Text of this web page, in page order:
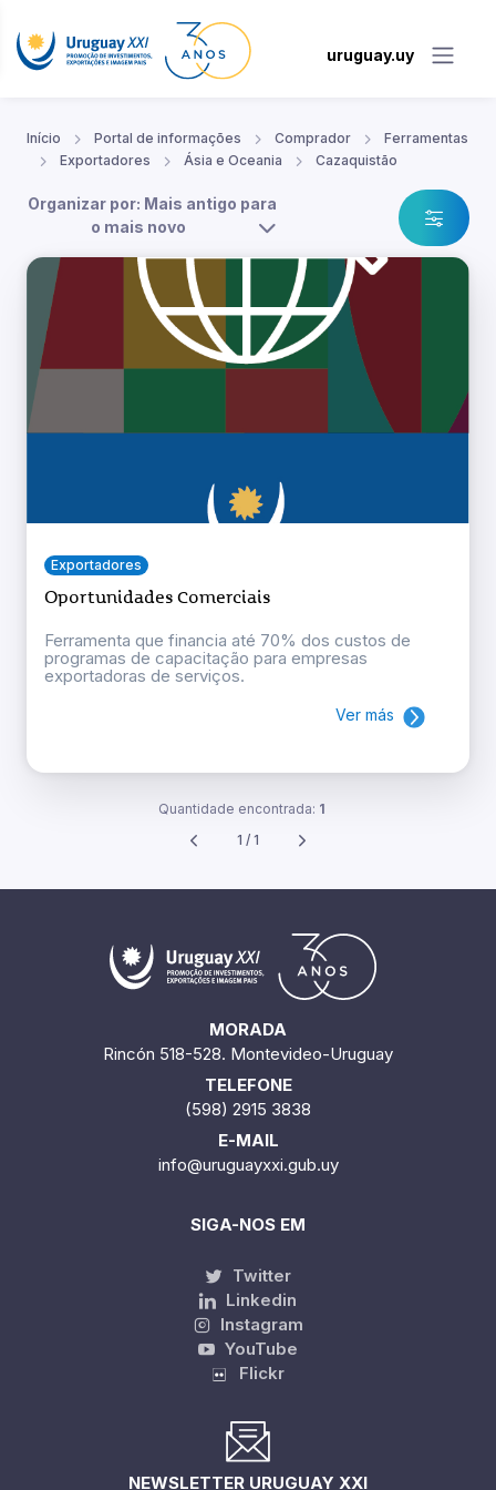
uruguay.uy
Início Portal de informações Comprador
Ferramentas
Exportadores
Ásia e Oceania Cazaquistão
Organizar por: Mais antigo para
o mais novo
Exportadores
Oportunidades Comerciais
Ferramenta que financia até 70% dos custos de
programas de capacitação para empresas
exportadoras de serviços.
Ver más
Quantidade encontrada: 1
1 / 1
MORADA
Rincón 518-528. Montevideo-Uruguay
TELEFONE
(598) 2915 3838
E-MAIL
info@uruguayxxi.gub.uy
SIGA-NOS EM
Twitter
Linkedin
Instagram
YouTube
Flickr
NEWSLETTER URUGUAY XXI